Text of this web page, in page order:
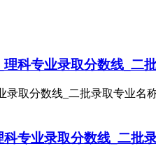
科专业录取分数线_二
取分数线_二批录取专业
专业录取分数线_二批